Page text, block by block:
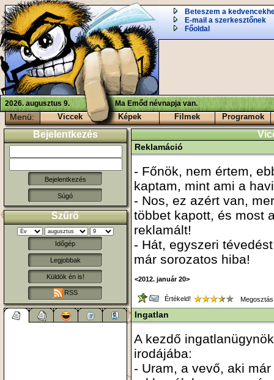
Beteszem a
E-mail a szerkesztőnek
Főoldal
2026. augusztus 9. Ma Emőd névnapja van.
Menü: Viccek Képek Filmek Programok
Bejelentkezés
Súgó
Szűrő
Időgép
Legjobbak
Küldök én is!
RSS
Reklamáció
- Főnök, nem értem,
kaptam, mint ami a
- Nos, ez azért van,
többet kapott, és most
reklamált!
- Hát, egyszeri
már sorozatos hiba!
<2012. január 20>
Értékeld!
Ingatlan
A kezdő
irodájába:
- Uram, a vevő, aki